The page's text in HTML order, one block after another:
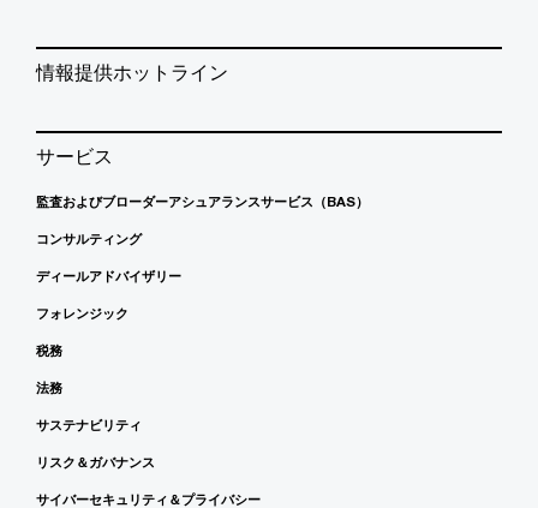
情報提供ホットライン
サービス
監査およびブローダーアシュアランスサービス（BAS）
コンサルティング
ディールアドバイザリー
フォレンジック
税務
法務
サステナビリティ
リスク＆ガバナンス
サイバーセキュリティ＆プライバシー